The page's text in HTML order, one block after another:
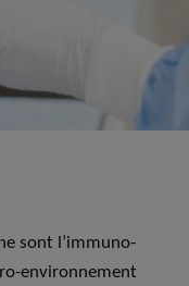
sont l’immuno-
environnement